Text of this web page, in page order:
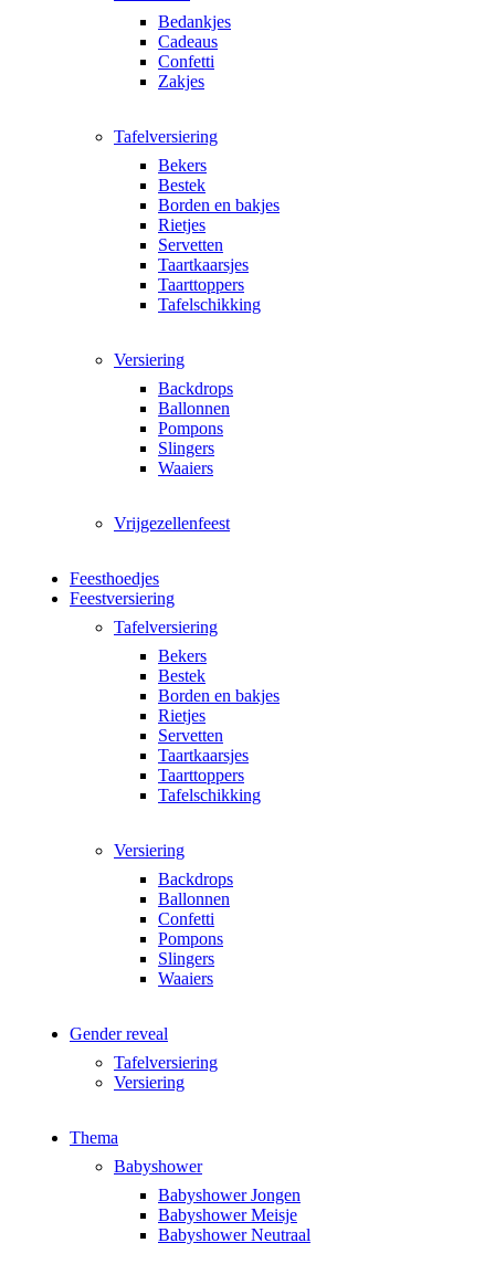
Bedankjes
Cadeaus
Confetti
Zakjes
Tafelversiering
Bekers
Bestek
Borden en bakjes
Rietjes
Servetten
Taartkaarsjes
Taarttoppers
Tafelschikking
Versiering
Backdrops
Ballonnen
Pompons
Slingers
Waaiers
Vrijgezellenfeest
Feesthoedjes
Feestversiering
Tafelversiering
Bekers
Bestek
Borden en bakjes
Rietjes
Servetten
Taartkaarsjes
Taarttoppers
Tafelschikking
Versiering
Backdrops
Ballonnen
Confetti
Pompons
Slingers
Waaiers
Gender reveal
Tafelversiering
Versiering
Thema
Babyshower
Babyshower Jongen
Babyshower Meisje
Babyshower Neutraal